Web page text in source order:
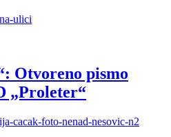
Otvoreno pismo
„Proleter“